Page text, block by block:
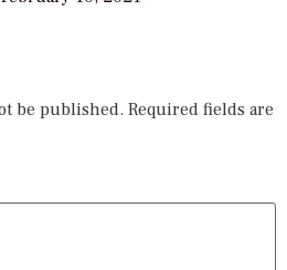
be published. Required fields are